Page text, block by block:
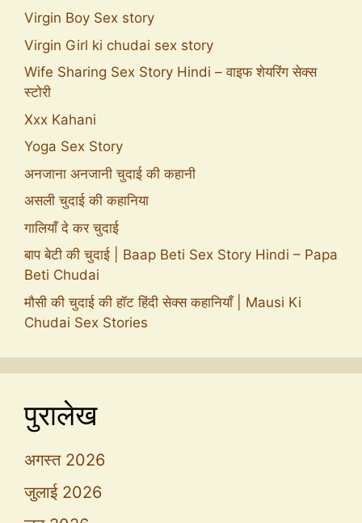
Virgin Boy Sex story
Virgin Girl ki chudai sex story
Wife Sharing Sex Story Hindi – वाइफ शेयरिंग सेक्स
स्टोरी
Xxx Kahani
Yoga Sex Story
अनजाना अनजानी चुदाई की कहानी
असली चुदाई की कहानिया
गालियाँ दे कर चुदाई
बाप बेटी की चुदाई | Baap Beti Sex Story Hindi – Papa
Beti Chudai
मौसी की चुदाई की हॉट हिंदी सेक्स कहानियाँ | Mausi Ki
Chudai Sex Stories
पुरालेख
अगस्त 2026
जुलाई 2026